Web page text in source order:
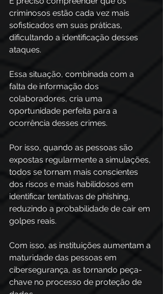
criminosos estão cada vez mais
sofisticados em suas práticas,
dificultando a identificação desses
ataques.
Essa situação, combinada com a
falta de informação dos
colaboradores, cria uma
oportunidade perfeita para a
ocorrência desses crimes.
Por isso, quando as pessoas são
expostas regularmente a simulações,
todos se tornam mais conscientes
dos riscos e mais habilidosos em
identificar tentativas de phishing,
reduzindo a probabilidade de cair em
golpes reais.
Com isso, as instituições aumentam a
maturidade das pessoas em
cibersegurança, as tornando peça-
chave no processo de proteção de